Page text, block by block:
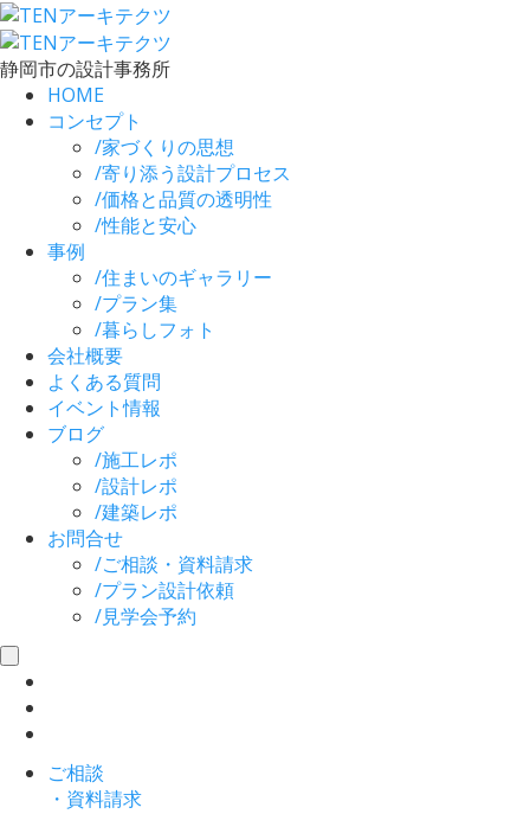
静岡市の設計事務所
HOME
コンセプト
/家づくりの思想
/寄り添う設計プロセス
/価格と品質の透明性
/性能と安心
事例
/住まいのギャラリー
/プラン集
/暮らしフォト
会社概要
よくある質問
イベント情報
ブログ
/施工レポ
/設計レポ
/建築レポ
お問合せ
/ご相談・資料請求
/プラン設計依頼
/見学会予約
toggle
navigation
ご相談
・資料請求